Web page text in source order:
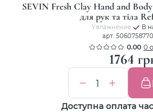
SEVIN Fresh Clay Hand and
для рук та тіла
Увлажнение
В
арт.
0.00 0
1764
Доступна оплата